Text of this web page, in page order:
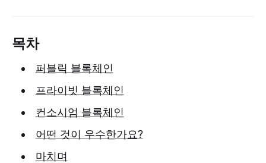
목차
퍼블릭 블록체인
프라이빗 블록체인
컨소시엄 블록체인
어떤 것이 우수한가요?
마치며